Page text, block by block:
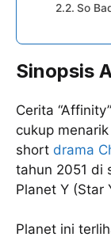
So
Sinopsis
Cerita
cukup
short drama
tahun 2051 di
Planet Y (Star
Planet ini